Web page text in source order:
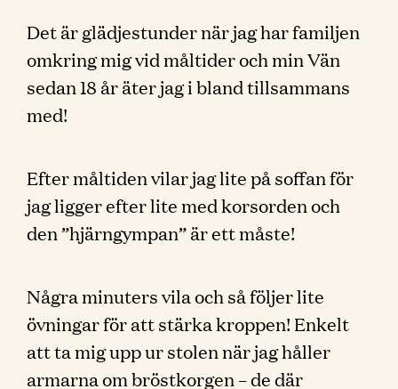
Det är glädjestunder när jag har familjen
omkring mig vid måltider och min Vän
sedan 18 år äter jag i bland tillsammans
med!
Efter måltiden vilar jag lite på soffan för
jag ligger efter lite med korsorden och
den ”hjärngympan” är ett måste!
Några minuters vila och så följer lite
övningar för att stärka kroppen! Enkelt
att ta mig upp ur stolen när jag håller
armarna om bröstkorgen – de där